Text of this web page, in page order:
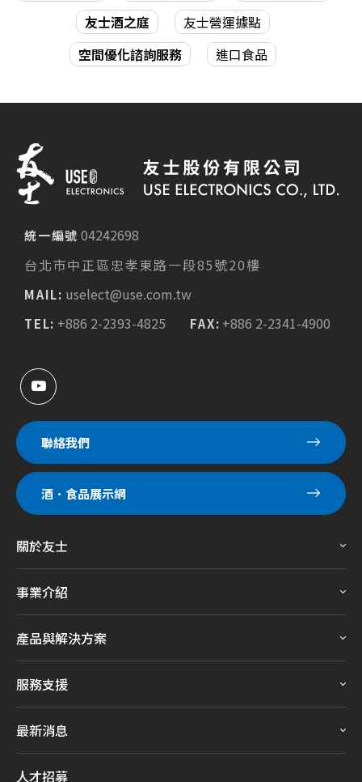
友士酒之庭
友士營運據點
空間優化諮詢服務
進口食品
統一編號 04242698
台北市中正區忠孝東路一段85號20樓
MAIL: uselect@use.com.tw
TEL: +886 2-2393-4825 FAX: +886 2-2341-4900
聯絡我們
酒．食品展示網
關於友士
事業介紹
產品與解決方案
服務支援
最新消息
人才招募